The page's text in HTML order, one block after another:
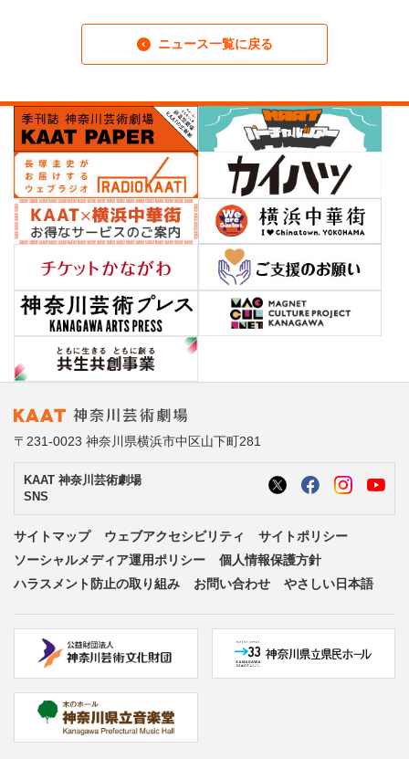
ニュース一覧に戻る
〒231-0023 神奈川県横浜市中区山下町281
KAAT 神奈川芸術劇場
SNS
サイトマップ ウェブアクセシビリティ
サイトポリシー
ソーシャルメディア運用ポリシー
個人情報保護方針
ハラスメント防止の取り組み
お問い合わせ やさしい日本語